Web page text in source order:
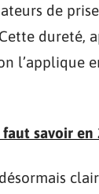
de
dureté,
l’applique
savoir en